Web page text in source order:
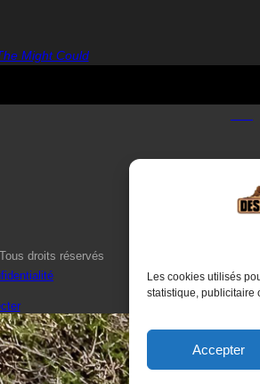
Les cookies utilisés
statistique, publicitaire
Accepter
Might Could
droits réservés